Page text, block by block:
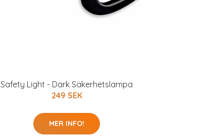
Safety Light - Dark Säkerhetslampa
249 SEK
MER INFO!